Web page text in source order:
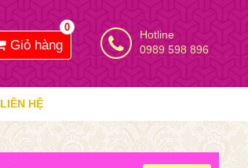
Giỏ hàng
0
Hotline
0989 598 896
LIÊN HỆ